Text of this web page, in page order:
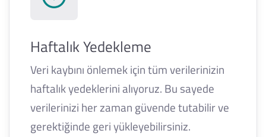
Haftalık Yedekleme
Veri kaybını önlemek için tüm verilerinizin
haftalık yedeklerini alıyoruz. Bu sayede
verilerinizi her zaman güvende tutabilir ve
gerektiğinde geri yükleyebilirsiniz.